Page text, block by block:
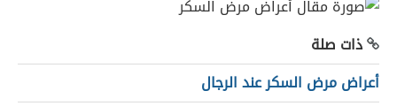
ذات صلة
أعراض مرض السكر عند الرجال